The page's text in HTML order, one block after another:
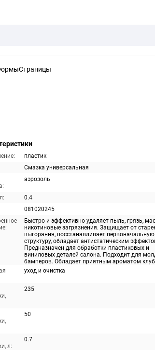
Страницы
пластик
Смазка универсальная
аэрозоль
0.4
081020245
Быстро и эффективно удаляет пыль, грязь,
никотиновые загрязнения. Защищает от
выгорания, восстанавливает первоначальную
структуру, обладает антистатическим
Предназначен для обработки пластиковых и
виниловых деталей салона. Подходит для
бамперов. Обладает приятным ароматом
уход и очистка
235
50
л:
0.7